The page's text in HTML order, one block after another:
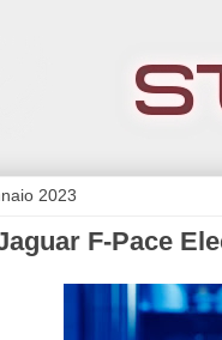
2023
F-Pace